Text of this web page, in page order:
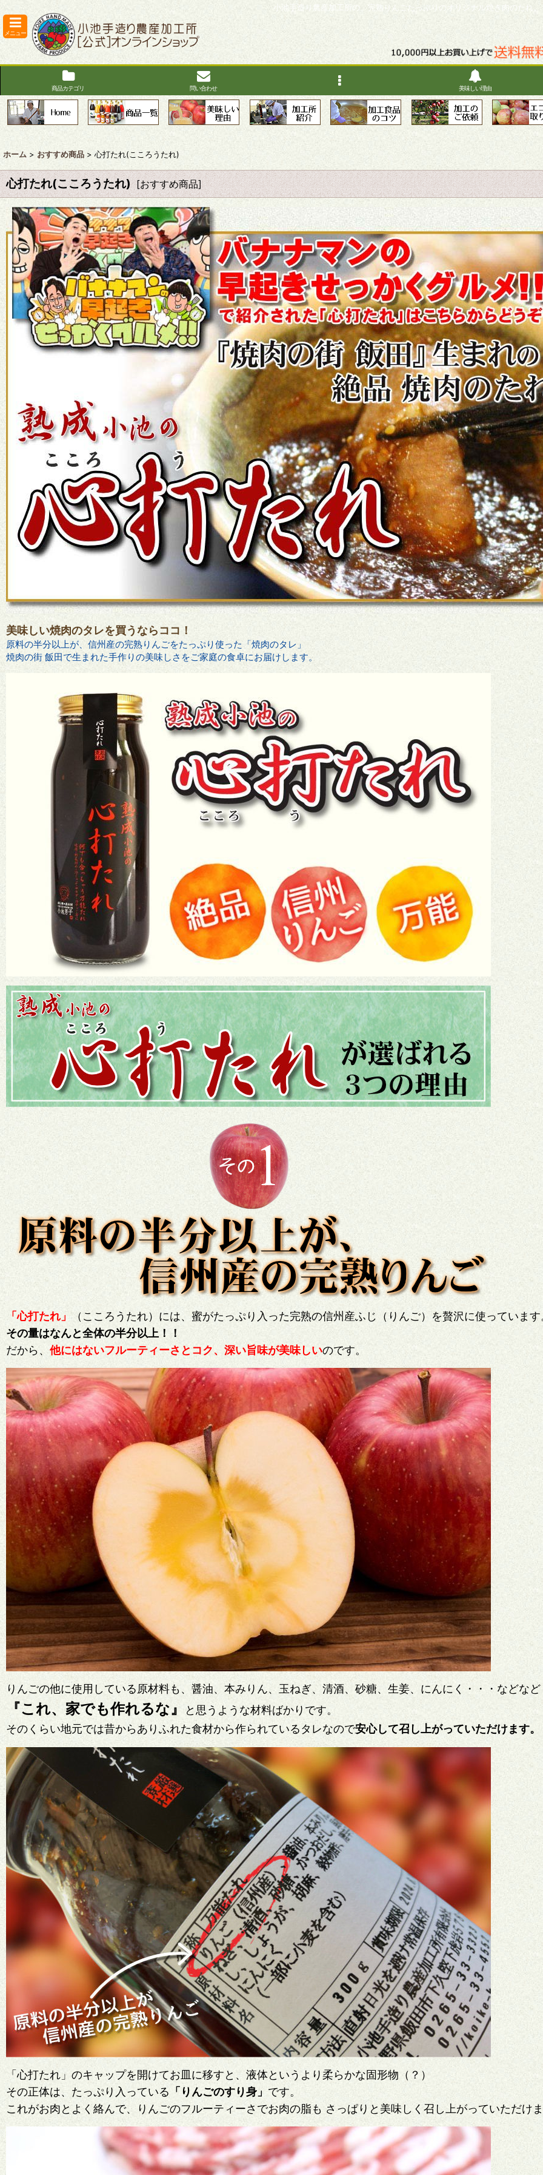
小池手造り農産加工所の、完熟りんごたっぷりのオリジナル焼き肉のたれ。
メニュー
商品カテゴリ 問い合わせ 美味しい理由
ホーム > おすすめ商品 > 心打たれ(こころうたれ)
心打たれ(こころうたれ) [おすすめ商品]
美味しい焼肉のタレを買うならココ！
原料の半分以上が、信州産の完熟りんごをたっぷり使った「焼肉のタレ」
焼肉の街 飯田で生まれた手作りの美味しさをご家庭の食卓にお届けします。
「心打たれ」 （こころうたれ）には、蜜がたっぷり入った完熟の信州産ふじ（りんご）を贅沢に使っています
その量はなんと全体の半分以上！！
だから、他にはないフルーティーさとコク、深い旨味が美味しいのです。
りんごの他に使用している原材料も、醤油、本みりん、玉ねぎ、清酒、砂糖、生姜、にんにく・・・などなど
『これ、家でも作れるな』
と思うような材料ばかりです。
そのくらい地元では昔からありふれた食材から作られているタレなので安心して召し上がっていただけます。
「心打たれ」のキャップを開けてお皿に移すと、液体というより柔らかな固形物（？）
その正体は、たっぷり入っている 「りんごのすり身」 です。
これがお肉とよく絡んで、りんごのフルーティーさでお肉の脂も さっぱりと美味しく召し上がっていただけ